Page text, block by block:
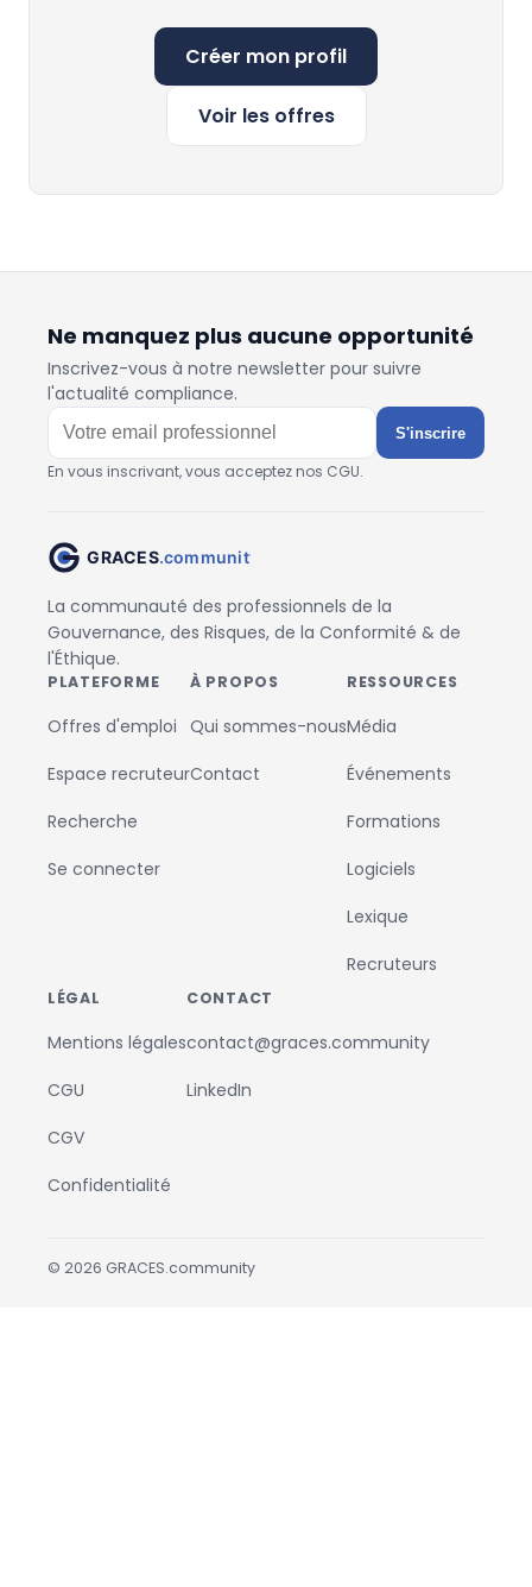
Créer mon profil
Voir les offres
Ne manquez plus aucune opportunité
Inscrivez-vous à notre newsletter pour suivre
l'actualité compliance.
S'inscrire
En vous inscrivant, vous acceptez nos CGU.
La communauté des professionnels de la
Gouvernance, des Risques, de la Conformité & de
l'Éthique.
PLATEFORME
Offres d'emploi
Espace recruteur
Recherche
Se connecter
À PROPOS
Qui sommes-nous
Contact
RESSOURCES
Média
Événements
Formations
Logiciels
Lexique
Recruteurs
LÉGAL
Mentions légales
CGU
CGV
Confidentialité
CONTACT
contact@graces.community
LinkedIn
© 2026 GRACES.community